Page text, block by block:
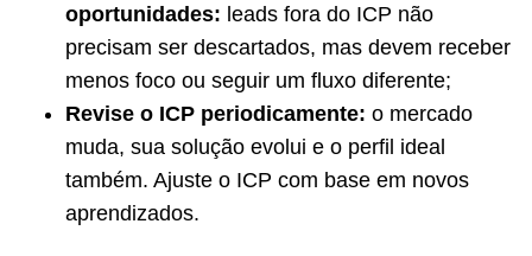
oportunidades: leads fora do ICP não
precisam ser descartados, mas devem receber
menos foco ou seguir um fluxo diferente;
Revise o ICP periodicamente: o mercado
muda, sua solução evolui e o perfil ideal
também. Ajuste o ICP com base em novos
aprendizados.